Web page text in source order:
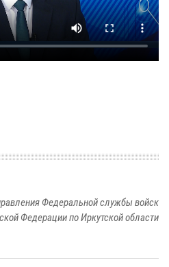
Федеральной службы войск
Федерации по Иркутской области